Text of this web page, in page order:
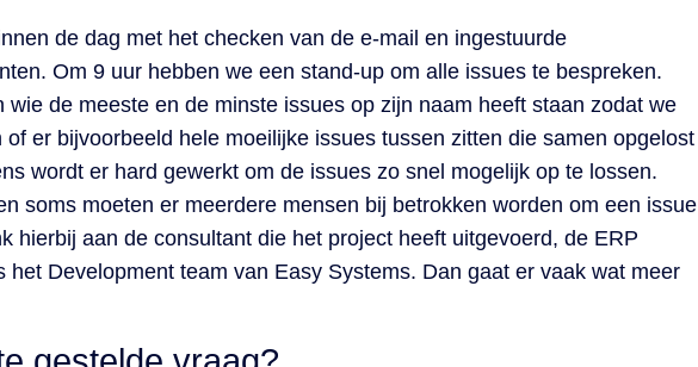
de dag met het checken van de e-mail en ingestuurde
Om 9 uur hebben we een stand-up om alle issues te bespreken.
wie de meeste en de minste issues op zijn naam heeft staan zodat we
er bijvoorbeeld hele moeilijke issues tussen zitten die samen opgelost
wordt er hard gewerkt om de issues zo snel mogelijk op te lossen.
soms moeten er meerdere mensen bij betrokken worden om een issue
hierbij aan de consultant die het project heeft uitgevoerd, de ERP
het Development team van Easy Systems. Dan gaat er vaak wat meer